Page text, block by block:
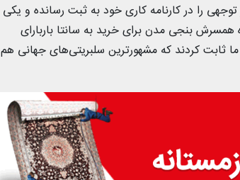
را در کارنامه کاری خود به ثبت رسانده و یکی
هالیوود نیز هست، جمعه 24 نوامبر به همراه همسرش بنجی مدن برای خرید به سانتا باربارای
ما ثابت کردند که مشهورترین سلبریتی‌های جهانی هم